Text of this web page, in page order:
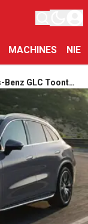
MACHINES
Benz GLC Toont
Een Vleugje